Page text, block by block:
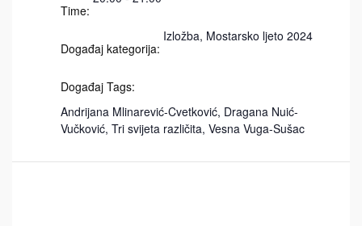
Time:
Događaj kategorija:
Izložba, Mostarsko ljeto 2024
Događaj Tags:
Andrijana Mlinarević-Cvetković, Dragana Nuić-
Vučković, Tri svijeta različita, Vesna Vuga-Sušac